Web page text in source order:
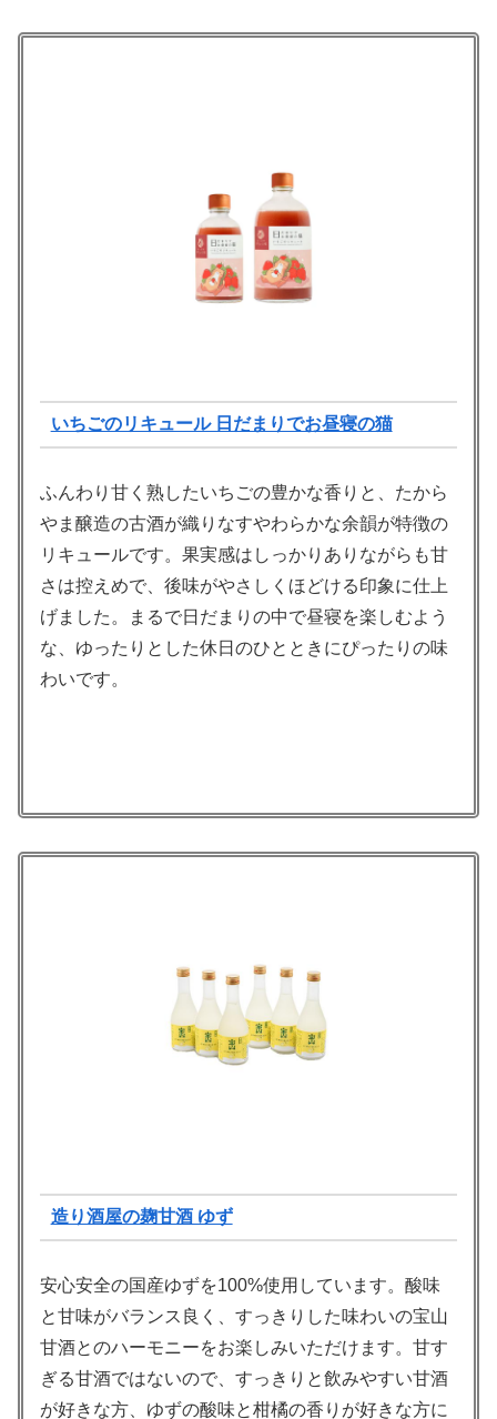
いちごのリキュール 日だまりでお昼寝の猫
ふんわり甘く熟したいちごの豊かな香りと、たから
やま醸造の古酒が織りなすやわらかな余韻が特徴の
リキュールです。果実感はしっかりありながらも甘
さは控えめで、後味がやさしくほどける印象に仕上
げました。まるで日だまりの中で昼寝を楽しむよう
な、ゆったりとした休日のひとときにぴったりの味
わいです。
造り酒屋の麹甘酒 ゆず
安心安全の国産ゆずを100%使用しています。酸味
と甘味がバランス良く、すっきりした味わいの宝山
甘酒とのハーモニーをお楽しみいただけます。甘す
ぎる甘酒ではないので、すっきりと飲みやすい甘酒
が好きな方、ゆずの酸味と柑橘の香りが好きな方に